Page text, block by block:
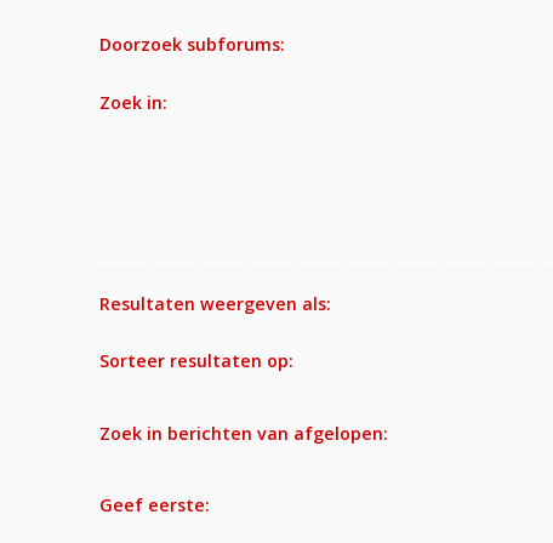
Doorzoek subforums:
Zoek in:
Resultaten weergeven als:
Sorteer resultaten op:
Zoek in berichten van afgelopen:
Geef eerste: